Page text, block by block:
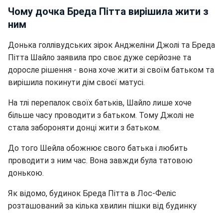
Чому дочка Бреда Пітта вирішила жити з
ним
Донька голлівудських зірок Анджеліни Джолі та Бреда
Пітта Шайло заявила про своє дуже серйозне та
доросле рішення - вона хоче жити зі своїм батьком та
вирішила покинути дім своєї матусі.
На тлі перепалок своїх батьків, Шайло лише хоче
більше часу проводити з батьком. Тому Джолі не
стала забороняти донці жити з батьком.
До того Шейла обожнює свого батька і любить
проводити з ним час. Вона завжди була татовою
донькою.
Як відомо, будинок Бреда Пітта в Лос-Феліс
розташований за кілька хвилин пішки від будинку